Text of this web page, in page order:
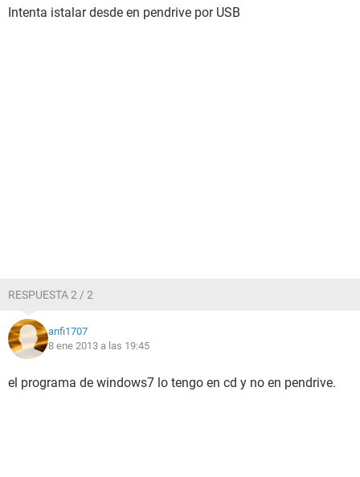
Intenta istalar desde en pendrive por USB
RESPUESTA 2 / 2
anfi1707
8 ene 2013 a las 19:45
el programa de windows7 lo tengo en cd y no en pendrive.